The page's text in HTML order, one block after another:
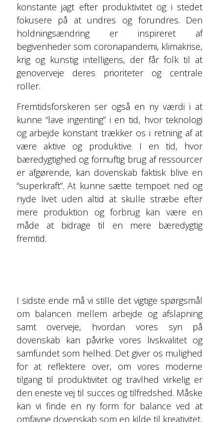
konstante jagt efter produktivitet og i stedet
fokusere på at undres og forundres. Den
holdningsændring er inspireret af
begivenheder som coronapandemi, klimakrise,
krig og kunstig intelligens, der får folk til at
genoverveje deres prioriteter og centrale
roller.
Fremtidsforskeren ser også en ny værdi i at
kunne “lave ingenting” i en tid, hvor teknologi
og arbejde konstant trækker os i retning af at
være aktive og produktive. I en tid, hvor
bæredygtighed og fornuftig brug af ressourcer
er afgørende, kan dovenskab faktisk blive en
“superkraft”. At kunne sætte tempoet ned og
nyde livet uden altid at skulle stræbe efter
mere produktion og forbrug kan være en
måde at bidrage til en mere bæredygtig
fremtid.
I sidste ende må vi stille det vigtige spørgsmål
om balancen mellem arbejde og afslapning
samt overveje, hvordan vores syn på
dovenskab kan påvirke vores livskvalitet og
samfundet som helhed. Det giver os mulighed
for at reflektere over, om vores moderne
tilgang til produktivitet og travlhed virkelig er
den eneste vej til succes og tilfredshed. Måske
kan vi finde en ny form for balance ved at
omfavne dovenskab som en kilde til kreativitet,